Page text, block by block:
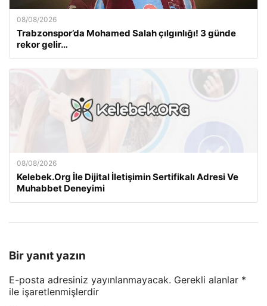
08/08/2026
Trabzonspor’da Mohamed Salah çılgınlığı! 3 günde
rekor gelir…
08/08/2026
Kelebek.Org İle Dijital İletişimin Sertifikalı Adresi Ve
Muhabbet Deneyimi
Bir yanıt yazın
E-posta adresiniz yayınlanmayacak. Gerekli alanlar *
ile işaretlenmişlerdir